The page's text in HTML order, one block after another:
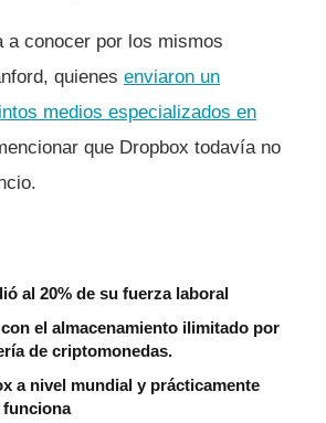
a conocer por los mismos
quienes enviaron un
medios especializados en
que Dropbox todaví­a no
al 20% de su fuerza laboral
el almacenamiento ilimitado por
de criptomonedas.
a nivel mundial y prácticamente